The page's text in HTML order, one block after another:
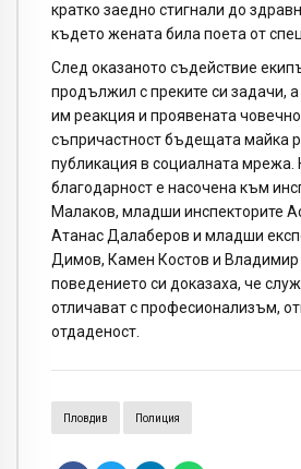
кратко заедно стигнали до
където жената била поета от
След оказаното съдействие
продължил с преките си задачи,
им реакция и проявената
съпричастност бъдещата майка
публикация в социалната мрежа.
благодарност е насочена към
Малаков, младши инспекторите
Атанас Далаберов и младши
Димов, Камен Костов и Владимир
поведението си доказаха, че
отличават с професионализъм,
отдаденост.
Пловдив Полиция